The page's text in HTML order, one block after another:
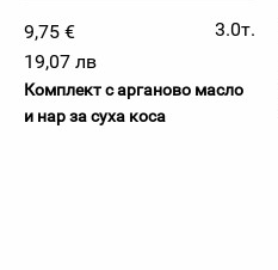
9,75 €
3.0т.
19,07 лв
Комплект с арганово масло
и нар за суха коса